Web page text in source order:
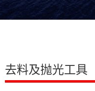
去料及抛光工具